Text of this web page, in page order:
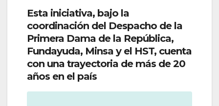
Esta iniciativa, bajo la
coordinación del Despacho de la
Primera Dama de la República,
Fundayuda, Minsa y el HST, cuenta
con una trayectoria de más de 20
años en el país